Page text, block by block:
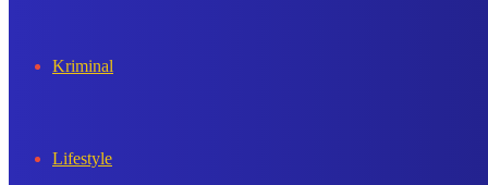
Kriminal
Lifestyle